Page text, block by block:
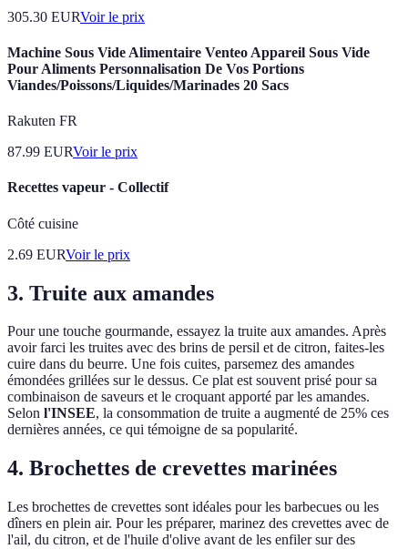
305.30 EURVoir le prix
Machine Sous Vide Alimentaire Venteo Appareil Sous Vide
Pour Aliments Personnalisation De Vos Portions
Viandes/Poissons/Liquides/Marinades 20 Sacs
Rakuten FR
87.99 EURVoir le prix
Recettes vapeur - Collectif
Côté cuisine
2.69 EURVoir le prix
3. Truite aux amandes
Pour une touche gourmande, essayez la truite aux amandes. Après
avoir farci les truites avec des brins de persil et de citron, faites-les
cuire dans du beurre. Une fois cuites, parsemez des amandes
émondées grillées sur le dessus. Ce plat est souvent prisé pour sa
combinaison de saveurs et le croquant apporté par les amandes.
Selon l'INSEE, la consommation de truite a augmenté de 25% ces
dernières années, ce qui témoigne de sa popularité.
4. Brochettes de crevettes marinées
Les brochettes de crevettes sont idéales pour les barbecues ou les
dîners en plein air. Pour les préparer, marinez des crevettes avec de
l'ail, du citron, et de l'huile d'olive avant de les enfiler sur des